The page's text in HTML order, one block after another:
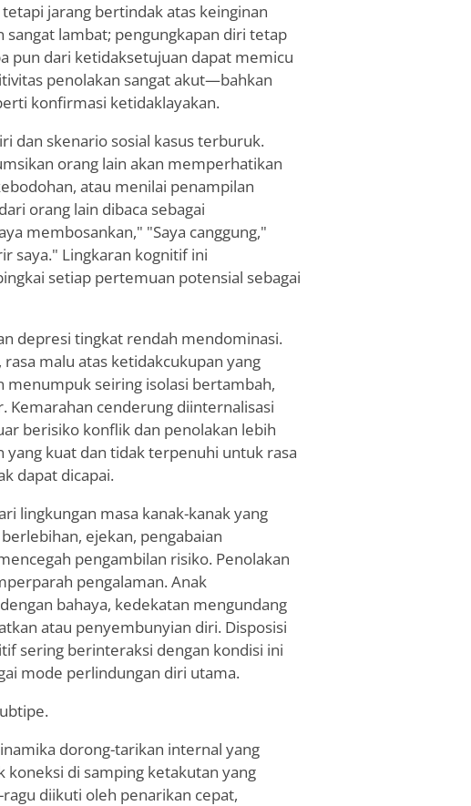
jarang bertindak atas keinginan
lambat; pengungkapan diri tetap
pun dari ketidaksetujuan dapat memicu
penolakan sangat akut—bahkan
konfirmasi ketidaklayakan.
dan skenario sosial kasus terburuk.
orang lain akan memperhatikan
atau menilai penampilan
orang lain dibaca sebagai
membosankan," "Saya canggung,"
saya." Lingkaran kognitif ini
setiap pertemuan potensial sebagai
depresi tingkat rendah mendominasi.
malu atas ketidakcukupan yang
menumpuk seiring isolasi bertambah,
Kemarahan cenderung diinternalisasi
berisiko konflik dan penolakan lebih
kuat dan tidak terpenuhi untuk rasa
dapat dicapai.
lingkungan masa kanak-kanak yang
ejekan, pengabaian
pengambilan risiko. Penolakan
pengalaman. Anak
bahaya, kedekatan mengundang
atau penyembunyian diri. Disposisi
sering berinteraksi dengan kondisi ini
mode perlindungan diri utama.
dorong-tarikan internal yang
di samping ketakutan yang
diikuti oleh penarikan cepat,